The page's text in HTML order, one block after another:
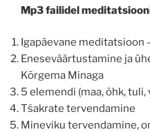
Mp3 failidel
Igapäevane meditatsioon
Eneseväärtustamine ja
Kõrgema Minaga
5 elemendi (maa, õhk,
Tśakrate tervendamine
Mineviku tervendamine,